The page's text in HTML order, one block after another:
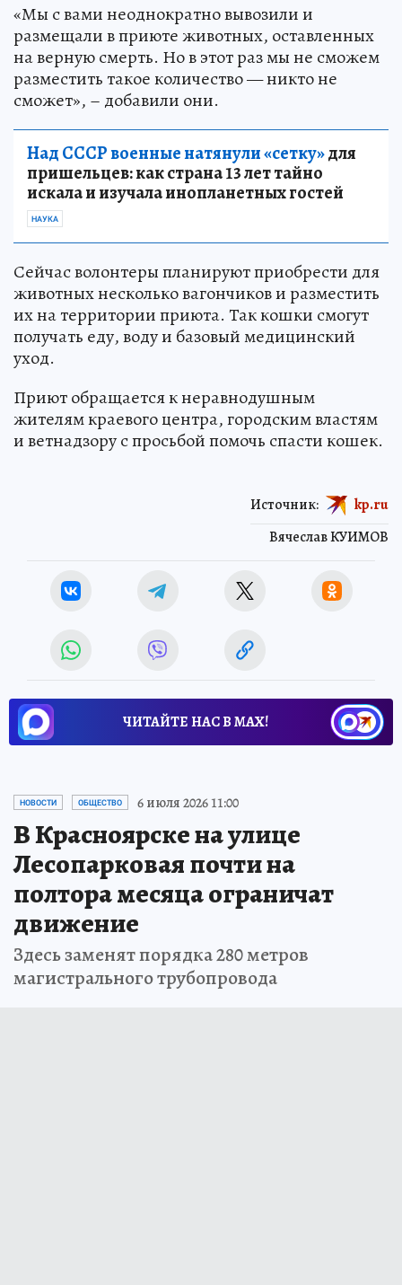
«Мы с вами неоднократно вывозили и
размещали в приюте животных, оставленных
на верную смерть. Но в этот раз мы не сможем
разместить такое количество — никто не
сможет», – добавили они.
Над СССР военные натянули «сетку»для
пришельцев: как страна 13 лет тайно
искала и изучала инопланетных гостей
НАУКА
Сейчас волонтеры планируют приобрести для
животных несколько вагончиков и разместить
их на территории приюта. Так кошки смогут
получать еду, воду и базовый медицинский
уход.
Приют обращается к неравнодушным
жителям краевого центра, городским властям
и ветнадзору с просьбой помочь спасти кошек.
Вячеслав КУИМОВ
Источник: kp.ru
ЧИТАЙТЕ НАС В МАХ!
НОВОСТИ ОБЩЕСТВО 6 июля 2026 11:00
В Красноярске на улице
Лесопарковая почти на
полтора месяца ограничат
движение
Здесь заменят порядка 280 метров
магистрального трубопровода